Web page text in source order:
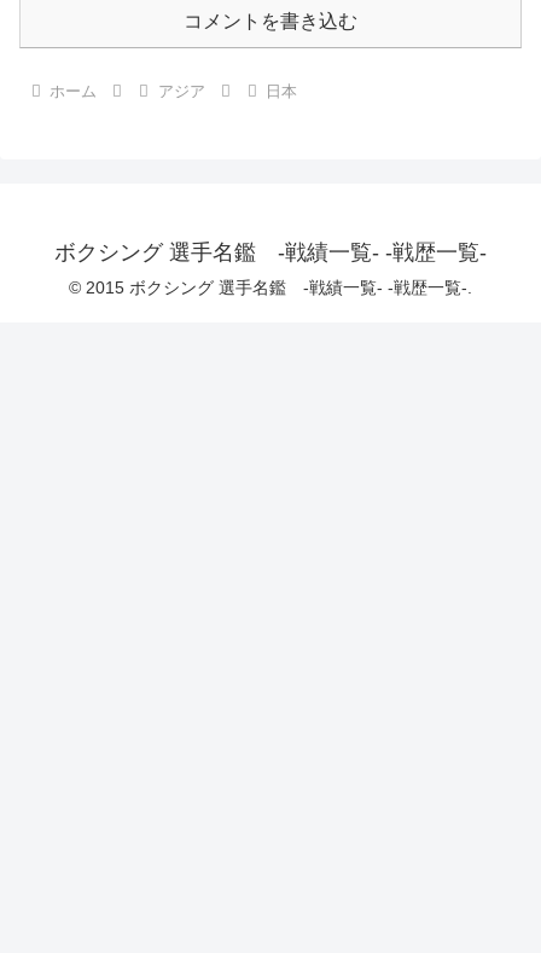
コメントを書き込む
ホーム アジア 日本
ボクシング 選手名鑑 -戦績一覧- -戦歴一覧-
© 2015 ボクシング 選手名鑑 -戦績一覧- -戦歴一覧-.